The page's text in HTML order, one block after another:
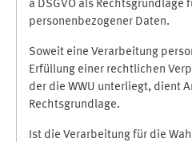
a DSGVO als Rechtsgrundlage
personenbezogener Daten.
Soweit eine Verarbeitung
Erfüllung einer rechtlichen
der die WWU unterliegt, dient
Rechtsgrundlage.
Ist die Verarbeitung für die